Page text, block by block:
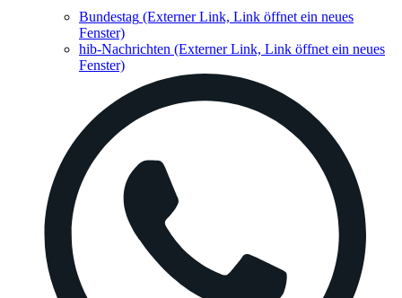
Bundestag (Externer Link, Link öffnet ein neues
Fenster)
hib-Nachrichten (Externer Link, Link öffnet ein neues
Fenster)